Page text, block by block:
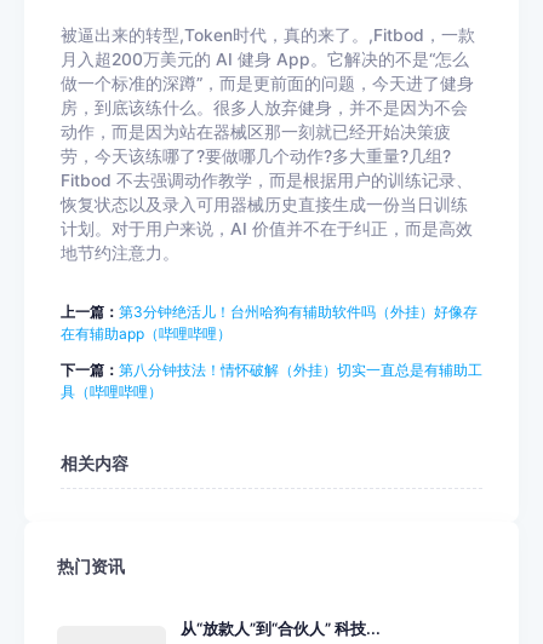
被逼出来的转型,Token时代，真的来了。,Fitbod，一款
月入超200万美元的 AI 健身 App。它解决的不是“怎么
做一个标准的深蹲”，而是更前面的问题，今天进了健身
房，到底该练什么。很多人放弃健身，并不是因为不会
动作，而是因为站在器械区那一刻就已经开始决策疲
劳，今天该练哪了?要做哪几个动作?多大重量?几组?
Fitbod 不去强调动作教学，而是根据用户的训练记录、
恢复状态以及录入可用器械历史直接生成一份当日训练
计划。对于用户来说，AI 价值并不在于纠正，而是高效
地节约注意力。
上一篇： 第3分钟绝活儿！台州哈狗有辅助软件吗（外挂）好像存
在有辅助app（哔哩哔哩）
下一篇： 第八分钟技法！情怀破解（外挂）切实一直总是有辅助工
具（哔哩哔哩）
相关内容
热门资讯
从“放款人”到“合伙人” 科技...